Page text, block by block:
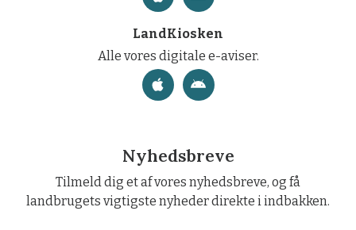
LandKiosken
Alle vores digitale e-aviser.
Nyhedsbreve
Tilmeld dig et af vores nyhedsbreve, og få
landbrugets vigtigste nyheder direkte i indbakken.